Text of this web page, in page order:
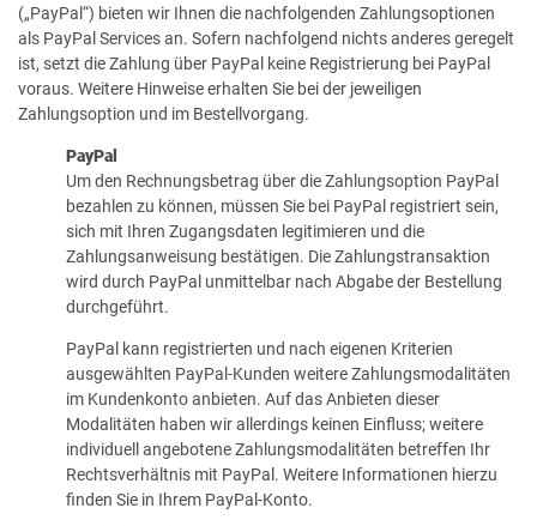
(„PayPal“) bieten wir Ihnen die nachfolgenden Zahlungsoptionen
als PayPal Services an. Sofern nachfolgend nichts anderes geregelt
ist, setzt die Zahlung über PayPal keine Registrierung bei PayPal
voraus. Weitere Hinweise erhalten Sie bei der jeweiligen
Zahlungsoption und im Bestellvorgang.
PayPal
Um den Rechnungsbetrag über die Zahlungsoption PayPal
bezahlen zu können, müssen Sie bei PayPal registriert sein,
sich mit Ihren Zugangsdaten legitimieren und die
Zahlungsanweisung bestätigen. Die Zahlungstransaktion
wird durch PayPal unmittelbar nach Abgabe der Bestellung
durchgeführt.
PayPal kann registrierten und nach eigenen Kriterien
ausgewählten PayPal-Kunden weitere Zahlungsmodalitäten
im Kundenkonto anbieten. Auf das Anbieten dieser
Modalitäten haben wir allerdings keinen Einfluss; weitere
individuell angebotene Zahlungsmodalitäten betreffen Ihr
Rechtsverhältnis mit PayPal. Weitere Informationen hierzu
finden Sie in Ihrem PayPal-Konto.